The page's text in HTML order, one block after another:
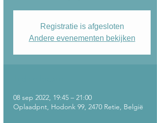
Registratie is afgesloten
Andere evenementen bekijken
08 sep 2022, 19:45 – 21:00
Oplaadpnt, Hodonk 99, 2470 Retie, België